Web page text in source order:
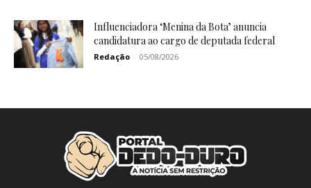
Influenciadora ‘Menina da Bota’ anuncia
candidatura ao cargo de deputada federal
Redação - 05/08/2026